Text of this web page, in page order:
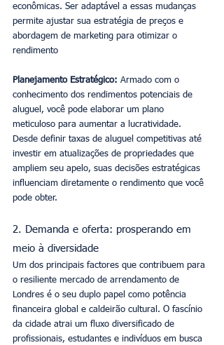
econômicas. Ser adaptável a essas mudanças
permite ajustar sua estratégia de preços e
abordagem de marketing para otimizar o
rendimento
Planejamento Estratégico: Armado com o
conhecimento dos rendimentos potenciais de
aluguel, você pode elaborar um plano
meticuloso para aumentar a lucratividade.
Desde definir taxas de aluguel competitivas até
investir em atualizações de propriedades que
ampliem seu apelo, suas decisões estratégicas
influenciam diretamente o rendimento que você
pode obter.
2. Demanda e oferta: prosperando em
meio à diversidade
Um dos principais factores que contribuem para
o resiliente mercado de arrendamento de
Londres é o seu duplo papel como potência
financeira global e caldeirão cultural. O fascínio
da cidade atrai um fluxo diversificado de
profissionais, estudantes e indivíduos em busca